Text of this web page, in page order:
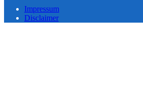
Impressum
Disclaimer